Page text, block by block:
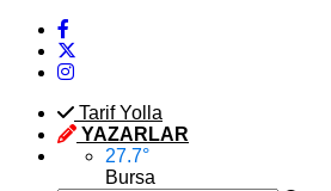
Tarif Yolla
YAZARLAR
27.7°
Bursa